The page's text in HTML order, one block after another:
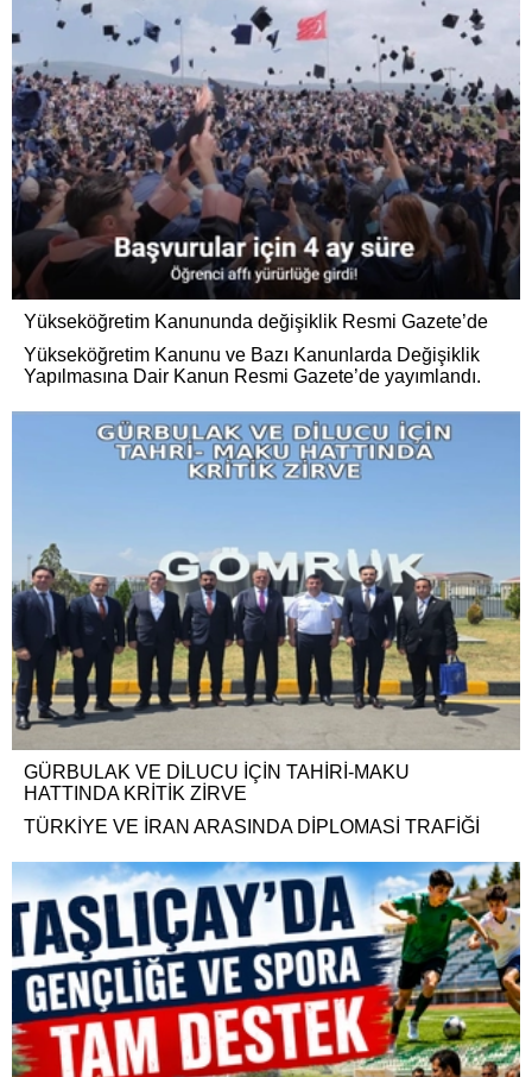
Yükseköğretim Kanununda değişiklik Resmi Gazete’de
Yükseköğretim Kanunu ve Bazı Kanunlarda Değişiklik
Yapılmasına Dair Kanun Resmi Gazete’de yayımlandı.
GÜRBULAK VE DİLUCU İÇİN TAHİRİ-MAKU
HATTINDA KRİTİK ZİRVE
TÜRKİYE VE İRAN ARASINDA DİPLOMASİ TRAFİĞİ